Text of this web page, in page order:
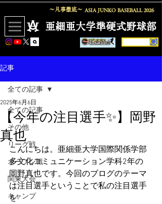
〜凡事徹底〜 ASIA JUNKO BASEBALL 2026
​亜細亜大学準硬式野球部
記事
全ての記事
その他
リーグ戦
オープン戦
関東大会
キャンプ
全ての記事
【今年の注目選手✨】岡野
真也
2025年6月6日
こんにちは。亜細亜大学国際関係学部
多文化コミュニケーション学科2年の
岡野真也です。今回のブログのテーマ
は注目選手ということで私の注目選手
を